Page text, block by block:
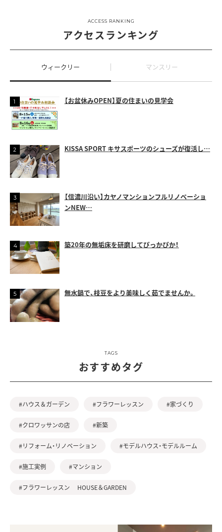
ACCESS RANKING
アクセスランキング
ウィークリー マンスリー
【お盆休みOPEN】夏の住まいの見学会
KISSA SPORT キサスポーツのシューズが復活し…
【信濃川沿い】カヤノマンションフルリノベーショ
ンNEW…
築20年の無垢床を研磨してぴっかぴか！
無水鍋で、枝豆をより美味しく茹でませんか。
TAGS
おすすめタグ
#ハウス＆ガーデン #フラワーレッスン #家づくり
#クロワッサンの店 #新築
#リフォーム・リノベーション #モデルハウス・モデルルーム
#施工実例 #マンション
#フラワーレッスン HOUSE＆GARDEN